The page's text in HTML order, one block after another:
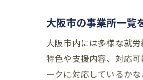
大阪市の事業所一覧
大阪市内には多様な就
特色や支援内容、対応
ークに対応しているか